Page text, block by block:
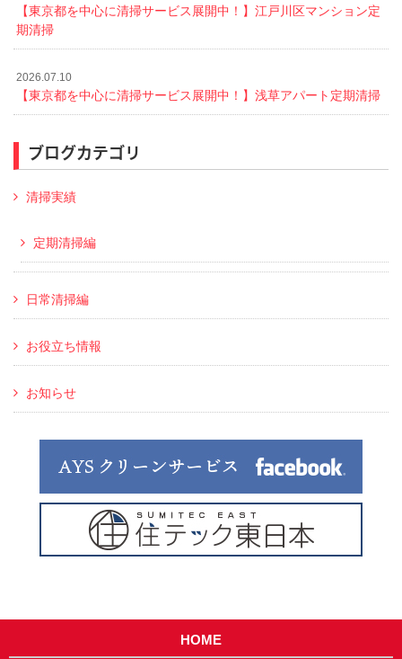
【東京都を中心に清掃サービス展開中！】江戸川区マンション定
期清掃
2026.07.10
【東京都を中心に清掃サービス展開中！】浅草アパート定期清掃
ブログカテゴリ
清掃実績
定期清掃編
日常清掃編
お役立ち情報
お知らせ
HOME